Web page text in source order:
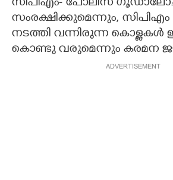
സിപിഎം- പോലീസ്
സംരക്ഷിക്കുമെന്നും,
നടത്തി വന്നിരുന്ന
കൊണ്ടു വരുമെന്നും കരമന
ADVERTISEMENT